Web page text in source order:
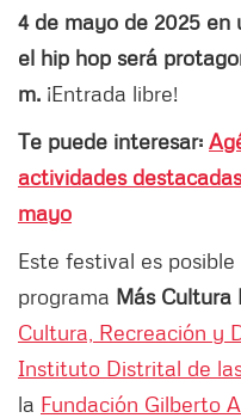
4 de mayo de 2025 en
el hip hop será
m. ¡Entrada libre!
Te puede interesar:
actividades
mayo
Este festival es
programa Más Cultura
Cultura, Recreación y
Instituto Distrital de
la Fundación Gilberto